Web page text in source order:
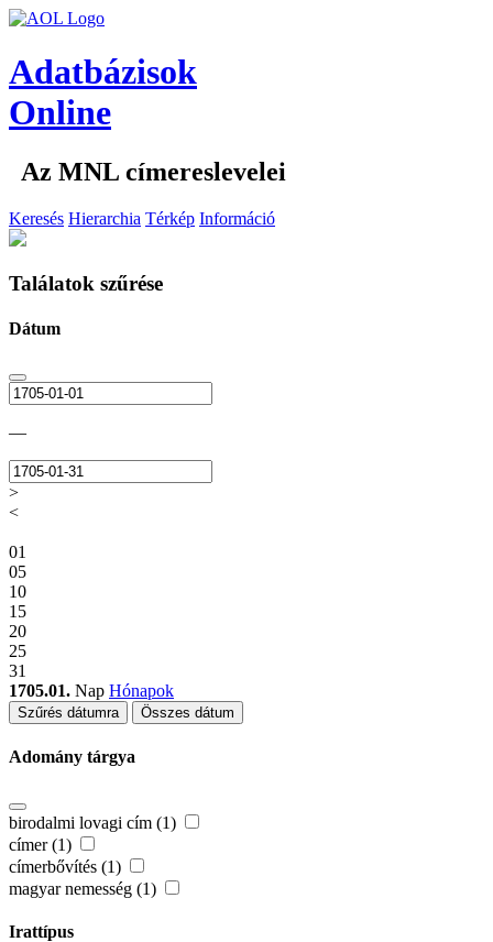
Adatbázisok
Online
Az MNL címereslevelei
Keresés Hierarchia Térkép Információ
Találatok szűrése
Dátum
—
>
<
01
05
10
15
20
25
31
1705.01. Nap Hónapok
Szűrés dátumra Összes dátum
Adomány tárgya
birodalmi lovagi cím (1)
címer (1)
címerbővítés (1)
magyar nemesség (1)
Irattípus